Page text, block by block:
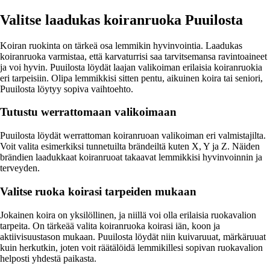
Valitse laadukas koiranruoka Puuilosta
Koiran ruokinta on tärkeä osa lemmikin hyvinvointia. Laadukas
koiranruoka varmistaa, että karvaturrisi saa tarvitsemansa ravintoaineet
ja voi hyvin. Puuilosta löydät laajan valikoiman erilaisia koiranruokia
eri tarpeisiin. Olipa lemmikkisi sitten pentu, aikuinen koira tai seniori,
Puuilosta löytyy sopiva vaihtoehto.
Tutustu werrattomaan valikoimaan
Puuilosta löydät werrattoman koiranruoan valikoiman eri valmistajilta.
Voit valita esimerkiksi tunnetuilta brändeiltä kuten X, Y ja Z. Näiden
brändien laadukkaat koiranruoat takaavat lemmikkisi hyvinvoinnin ja
terveyden.
Valitse ruoka koirasi tarpeiden mukaan
Jokainen koira on yksilöllinen, ja niillä voi olla erilaisia ruokavalion
tarpeita. On tärkeää valita koiranruoka koirasi iän, koon ja
aktiivisuustason mukaan. Puuilosta löydät niin kuivaruuat, märkäruuat
kuin herkutkin, joten voit räätälöidä lemmikillesi sopivan ruokavalion
helposti yhdestä paikasta.